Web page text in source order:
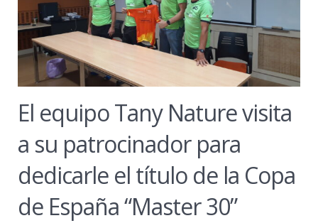
NUESTRA FRUTA
¡¡ EMPLEO !!
El equipo Tany Nature visita
a su patrocinador para
dedicarle el título de la Copa
de España “Master 30”